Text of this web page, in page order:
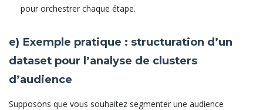
pour orchestrer chaque étape.
e) Exemple pratique : structuration d’un
dataset pour l’analyse de clusters
d’audience
Supposons que vous souhaitez segmenter une audience